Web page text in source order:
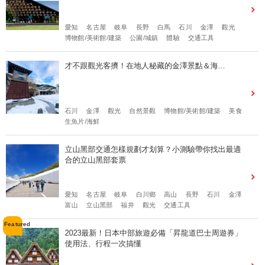
愛知 名古屋 岐阜 長野 白馬 石川 金澤
觀光
博物館/美術館/建築
公園/城鎮 體驗 交通工具
才不跟觀光客擠！在地人秘藏的金澤景點＆海...
石川 金澤 觀光 自然景觀 博物館/美術館/建築
美食
生魚片/海鮮
立山黑部交通怎樣規劃才划算？小測驗帶你找出最適
合的立山黑部套票
愛知 名古屋 岐阜 白川鄉 高山 長野 石川
金澤
富山
立山黑部 福井 觀光 交通工具
2023最新！日本中部旅遊必備「昇龍道巴士周遊券」
使用法、行程一次搞懂